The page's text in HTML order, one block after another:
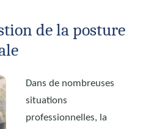
de la posture
Dans de nombreuses
situations
professionnelles, la